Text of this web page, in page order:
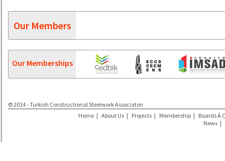
Our Members
Our Memberships
© 2014 - Turkish Constructional Steelwork Associaton
Home | About Us | Projects | Membership | Boards Á
News |